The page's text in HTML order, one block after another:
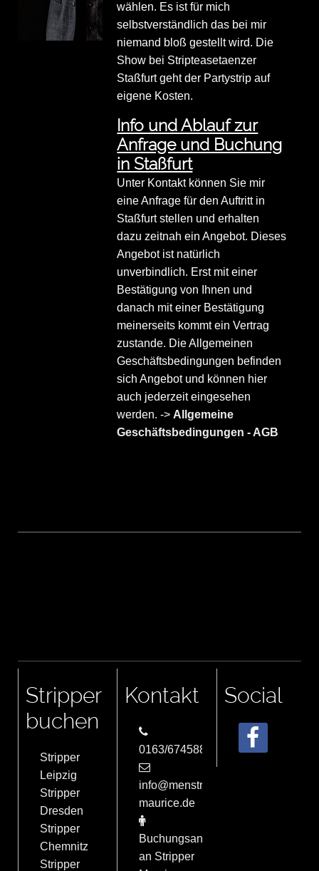
wählen. Es ist für mich
selbstverständlich das bei mir
niemand bloß gestellt wird. Die
Show bei Stripteasetaenzer
Staßfurt geht der Partystrip auf
eigene Kosten.
Info und Ablauf zur
Anfrage und Buchung
in Staßfurt
Unter Kontakt können Sie mir
eine Anfrage für den Auftritt in
Staßfurt stellen und erhalten
dazu zeitnah ein Angebot. Dieses
Angebot ist natürlich
unverbindlich. Erst mit einer
Bestätigung von Ihnen und
danach mit einer Bestätigung
meinerseits kommt ein Vertrag
zustande. Die Allgemeinen
Geschäftsbedingungen befinden
sich Angebot und können hier
auch jederzeit eingesehen
werden. ->Allgemeine
Geschäftsbedingungen - AGB
Stripper
buchen
Stripper
Leipzig
Stripper
Dresden
Stripper
Chemnitz
Stripper
Kontakt
0163/6745884
info@menstrip-
maurice.de
Buchungsanfrage
an Stripper
Social